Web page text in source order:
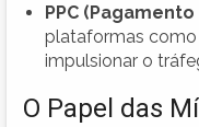
PPC
plataformas como
impulsionar o
O Papel das